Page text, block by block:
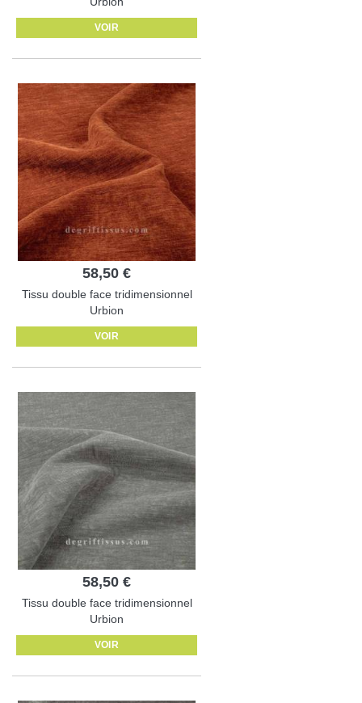
VOIR
58,50 €
Tissu double face tridimensionnel
Urbion
VOIR
58,50 €
Tissu double face tridimensionnel
Urbion
VOIR